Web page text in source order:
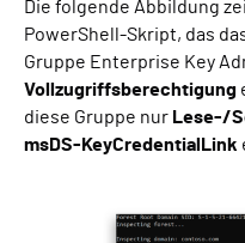
Die folgende Abbildung
PowerShell-Skript, das
Gruppe Enterprise Key
Vollzugriffsberechtigung
diese Gruppe nur Lese-/
msDS-KeyCredentialLink